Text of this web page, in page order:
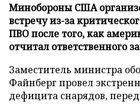
Минобороны США
встречу из-за
ПВО после того, как
отчитал ответственного
Заместитель министра
Файнберг провел
дефицита снарядов,